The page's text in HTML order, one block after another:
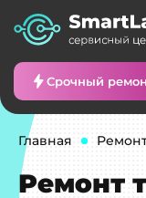
Срочный
Главная
Ремонт